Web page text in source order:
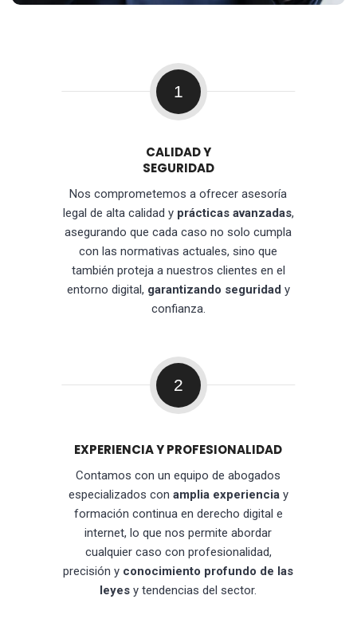
1
CALIDAD Y
SEGURIDAD
Nos comprometemos a ofrecer asesoría
legal de alta calidad y prácticas avanzadas,
asegurando que cada caso no solo cumpla
con las normativas actuales, sino que
también proteja a nuestros clientes en el
entorno digital, garantizando seguridad y
confianza.
2
EXPERIENCIA Y PROFESIONALIDAD
Contamos con un equipo de abogados
especializados con amplia experienciay
formación continua en derecho digital e
internet, lo que nos permite abordar
cualquier caso con profesionalidad,
precisión y conocimiento profundo de las
leyes y tendencias del sector.